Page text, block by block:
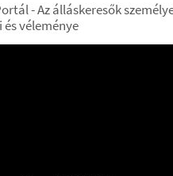
- Az álláskeresők
véleménye